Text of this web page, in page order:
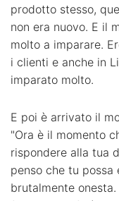
prodotto stesso,
non era nuovo. E il
molto a imparare.
i clienti e anche in
imparato molto.
E poi è arrivato il
"Ora è il momento
rispondere alla tua
penso che tu possa
brutalmente